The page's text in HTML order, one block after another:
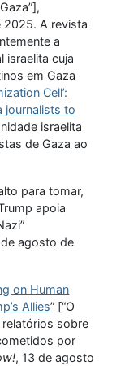
2025. A revista
a
israelita cuja
em Gaza
Cell’:
journalists to
israelita
de Gaza ao
para tomar,
apoia
agosto de
on Human
Allies” [“O
sobre
por
, 13 de agosto